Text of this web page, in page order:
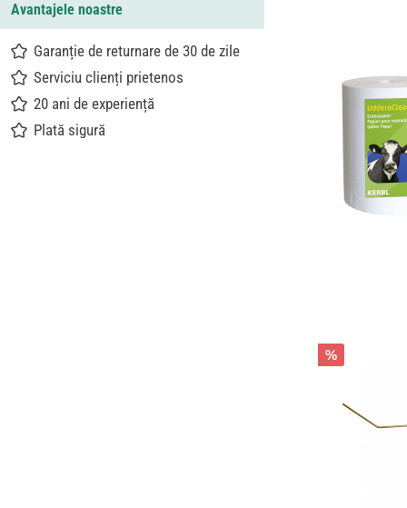
Avantajele noastre
Garanție de returnare de 30 de zile
Serviciu clienți prietenos
20 ani de experiență
Plată sigură
%